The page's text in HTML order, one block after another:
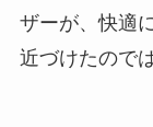
ザーが、快適
近づけたので